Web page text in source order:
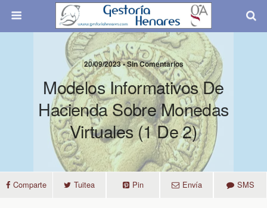
20/09/2023 • Sin Comentarios
Modelos Informativos De
Hacienda Sobre Monedas
Virtuales (1 De 2)
Comparte Tuitea Pin Envía SMS